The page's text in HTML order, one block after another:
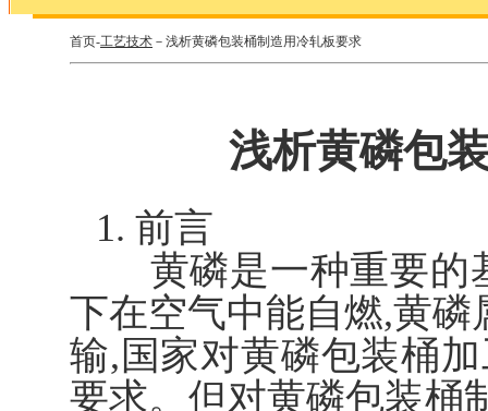
首页-工艺技术 －浅析黄磷包装桶制造用冷轧板要求
浅析黄磷包
1. 前言
黄磷是一种重要的基
下在空气中能自燃,黄
输,国家对黄磷包装桶
要求。但对黄磷包装桶